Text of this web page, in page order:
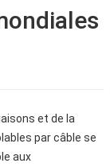
et de la
par câble se
aux